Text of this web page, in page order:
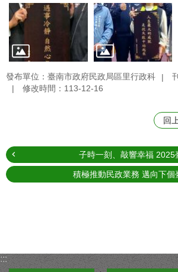
發布單位：臺南市政府民政局區里行政科
修改時間：113-12-16
回
子時一刻、敲響幸福 2025
積極推動民政業務 邁向下個
:::